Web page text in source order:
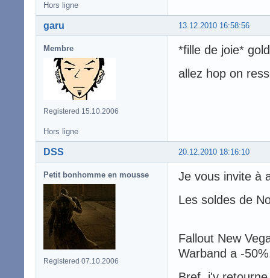
Hors ligne
13.12.2010 16:58:56
garu
Membre
Registered 15.10.2006
*fille de joie*
allez hop on
Hors ligne
20.12.2010 18:16:10
DSS
Petit bonhomme en mousse
Registered 07.10.2006
Je vous invite à
Les soldes de
Fallout New
Warband a -